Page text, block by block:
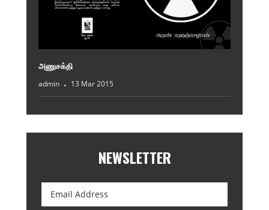
அணுசக்தி
admin 13 Mar 2015
NEWSLETTER